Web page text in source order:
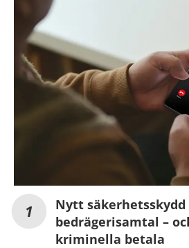
Nytt
bedrägerisamtal –
kriminella betala